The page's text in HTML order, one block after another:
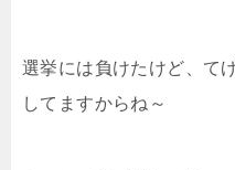
選挙には負けたけど、て
してますからね～